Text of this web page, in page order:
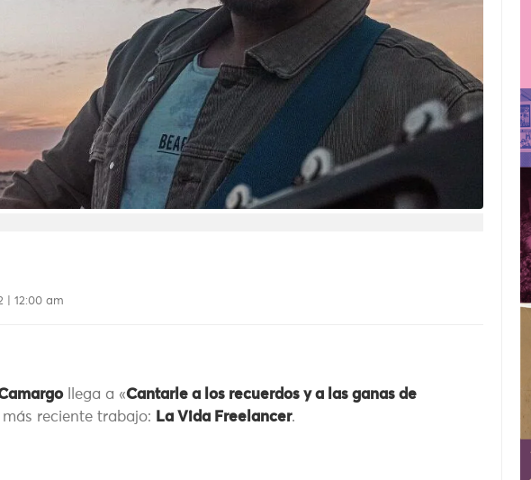
| 12:00 am
llega a «Cantarle a los recuerdos y a las ganas de
más reciente trabajo: La Vida Freelancer.